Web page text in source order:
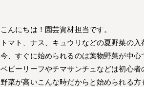
こんにちは！園芸資材担当です。
トマト、ナス、キュウリなどの夏野菜の
今、すぐに始められるのは葉物野菜が中心
ベビーリーフやチマサンチュなどは初心者
野菜が高いこんな時だからと始められる方